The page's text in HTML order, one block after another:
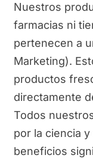
Nuestros
farmacias ni
pertenecen a
Marketing).
productos
directamente
Todos
por la ciencia
beneficios